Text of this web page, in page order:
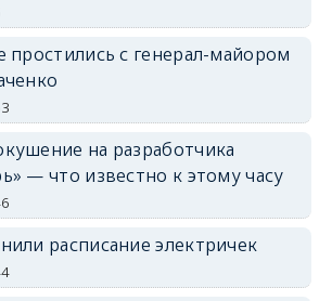
простились с генерал-майором
на разработчика
— что известно к этому часу
расписание электричек